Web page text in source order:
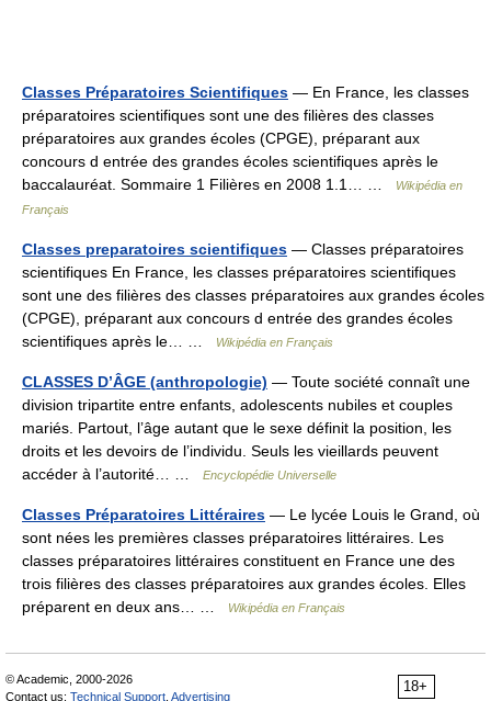
Classes Préparatoires Scientifiques — En France, les classes
préparatoires scientifiques sont une des filières des classes
préparatoires aux grandes écoles (CPGE), préparant aux
concours d entrée des grandes écoles scientifiques après le
baccalauréat. Sommaire 1 Filières en 2008 1.1… …
Wikipédia en
Français
Classes preparatoires scientifiques — Classes préparatoires
scientifiques En France, les classes préparatoires scientifiques
sont une des filières des classes préparatoires aux grandes écoles
(CPGE), préparant aux concours d entrée des grandes écoles
scientifiques après le… …
Wikipédia en Français
CLASSES D’ÂGE (anthropologie) — Toute société connaît une
division tripartite entre enfants, adolescents nubiles et couples
mariés. Partout, l’âge autant que le sexe définit la position, les
droits et les devoirs de l’individu. Seuls les vieillards peuvent
accéder à l’autorité… …
Encyclopédie Universelle
Classes Préparatoires Littéraires — Le lycée Louis le Grand, où
sont nées les premières classes préparatoires littéraires. Les
classes préparatoires littéraires constituent en France une des
trois filières des classes préparatoires aux grandes écoles. Elles
préparent en deux ans… …
Wikipédia en Français
18+
© Academic, 2000-2026
Contact us: Technical Support Advertising